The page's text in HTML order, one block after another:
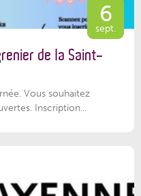
6
sept.
de la Saint-
Vous souhaitez
Inscription...